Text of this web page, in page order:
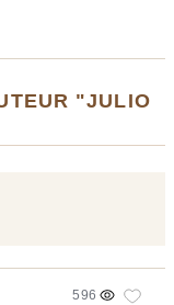
"JULIO
596